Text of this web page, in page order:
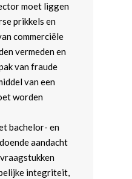
moet liggen
prikkels en
commerciële
vermeden en
van fraude
van een
worden
bachelor- en
aandacht
integriteit,